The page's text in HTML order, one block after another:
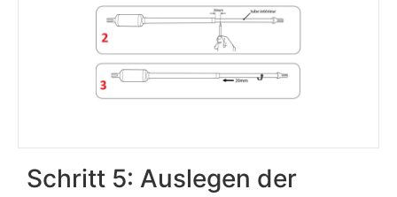
Schritt 5: Auslegen der